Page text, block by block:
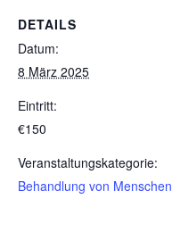
DETAILS
Datum:
8 März 2025
Eintritt:
€150
Veranstaltungskategorie:
Behandlung von Menschen